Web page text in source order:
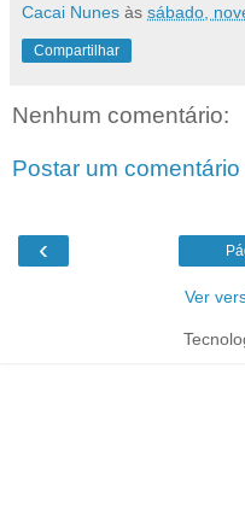
Cacai Nunes às sábado,
Compartilhar
Nenhum comentário:
Postar um comentário
‹
Ver